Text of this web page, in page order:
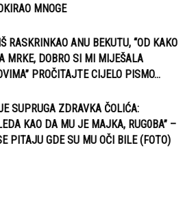
MNOGE
RASKRINKAO ANU BEKUTU, “OD KAKO
MRKE, DOBRO SI MI MIJEŠALA
PROČITAJTE CIJELO PISMO…
SUPRUGA ZDRAVKA ČOLIĆA:
KAO DA MU JE MAJKA, RUG0BA” –
PITAJU GDE SU MU OČI BILE (FOTO)